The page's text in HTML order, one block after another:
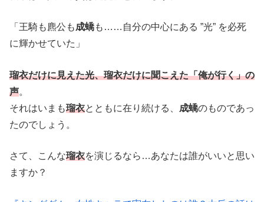
「王騎も麃公も成蟜も……自分の中心にある ”光” を必死
に輝かせていた」
瑠衣だけに見えた光、瑠衣だけに聞こえた「俺が行く」の
声。
それはいまも瑠衣とともに在り続ける、 成蟜のものであっ
たのでしょう。
さて、こんな瑠衣を演じるなら…あなたは誰がいいと思い
ますか？